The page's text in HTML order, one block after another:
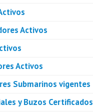
Activos
Activos
Submarinos vigentes
y Buzos Certificados